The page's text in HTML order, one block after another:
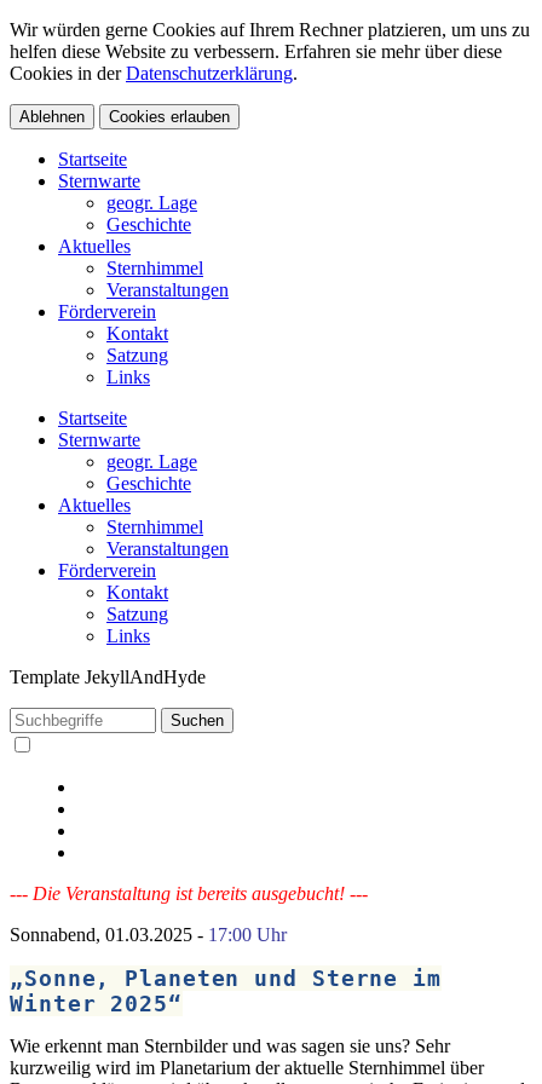
Wir würden gerne Cookies auf Ihrem Rechner platzieren, um uns zu
helfen diese Website zu verbessern. Erfahren sie mehr über diese
Cookies in derDatenschutzerklärung.
Ablehnen Cookies erlauben
Startseite
Sternwarte
geogr. Lage
Geschichte
Aktuelles
Sternhimmel
Veranstaltungen
Förderverein
Kontakt
Satzung
Links
Startseite
Sternwarte
geogr. Lage
Geschichte
Aktuelles
Sternhimmel
Veranstaltungen
Förderverein
Kontakt
Satzung
Links
Template JekyllAndHyde
--- Die Veranstaltung ist bereits ausgebucht! ---
Sonnabend, 01.03.2025 - 17:00 Uhr
„Sonne, Planeten und Sterne im
Winter 2025“
Wie erkennt man Sternbilder und was sagen sie uns? Sehr
kurzweilig wird im Planetarium der aktuelle Sternhimmel über